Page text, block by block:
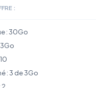
:
: 30Go
: 3 de 3Go
2